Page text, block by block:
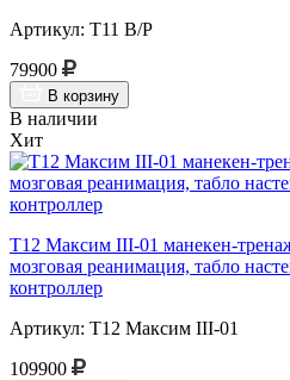
Артикул: Т11 В/Р
79900
В корзину
В наличии
Хит
Т12 Максим III-01 манекен-
мозговая реанимация, табло
контроллер
Артикул: Т12 Максим III-01
109900